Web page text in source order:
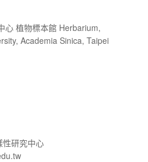
心 植物標本館 Herbarium,
Academia Sinica, Taipei
性研究中心